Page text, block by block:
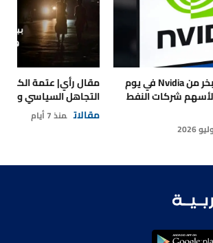
ربع تريليون دولار تتبخر من Nvidia في يوم
شركات النفط
مقال رأي| عتمة
التجاهل السياسي
مقالات منذ 7 أيام